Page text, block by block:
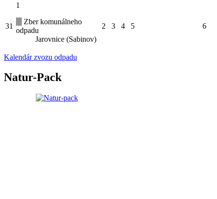
31
1
Zber komunálneho
odpadu
Jarovnice (Sabinov)
2 3 4 5 6
Kalendár zvozu odpadu
Natur-Pack